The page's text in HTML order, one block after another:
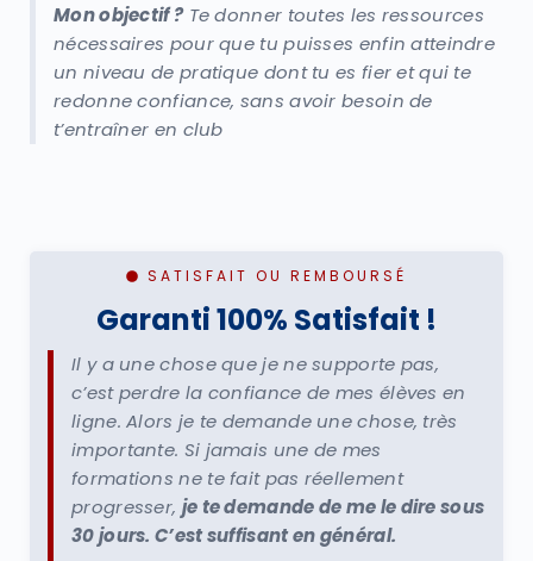
Mon objectif ?Te donner toutes les ressources
nécessaires pour que tu puisses enfin atteindre
un niveau de pratique dont tu es fier et qui te
redonne confiance, sans avoir besoin de
t’entraîner en club
SATISFAIT OU REMBOURSÉ
Garanti 100% Satisfait !
Il y a une chose que je ne supporte pas,
c’est perdre la confiance de mes élèves en
ligne. Alors je te demande une chose, très
importante. Si jamais une de mes
formations ne te fait pas réellement
progresser, je te demande de me le dire sous
30 jours. C’est suffisant en général.